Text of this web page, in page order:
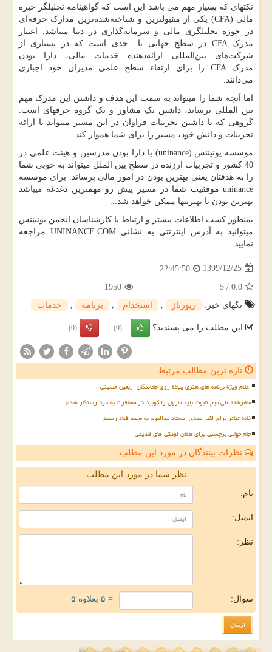
نکته­ای که بسیار مهم می باشد این است که گواهینامه تحلیلگر خبره
مالی (CFA) یکی از مقبولترین و شناخته‌شده‌ترین مدارک حرفه‌ای
در حوزه تحلیل­گری مالی و سرمایه‌گذاری در دنیا می­باشد. اعتبار
مدرک CFA در سطح جهانی تا حدی است که در بسیاری از
شرکت‌های بین‌المللی ارائه‌دهنده خدمات مالی، دارا بودن
مدرک CFA را برای ارتقاء سطح علمی مدیران خود اجباری
می‌دانند.
اما آنچه شما را می­تواند به سمت این هدف و داشتن این مدرک مهم
بین المللی برساند، داشتن یک مشاور و یک گروه حرفه­ای است.
گروهی که با داشتن تجربیات فراوان در این مسیر می­تواند با ارائه
تجربیات و دانش خود، مسیر را برای شما هموار کند.
موسسه یونیننس (uninance) با دارا بودن مدرسین و هیئت علمی در
40 کشور و تجربیات ارزنده در سطح بین الملل می­تواند به خوبی شما
را به هدفتان یعنی بهترین بودن در امور مالی برساند. برای موسسه
uninance موفقیت شما در مسیر پیش رو مهم­ترین دغدغه می­باشد
بهترین بودن با بهترین­ها ممکن خواهد شد...
بمنظور کسب اطلاعات بیشتر و ارتباط با کارشناسان انجمن یونیننس
میتوانید به آدرس اینترنتی به نشانیUNINANCE.COM مراجعه
نمایید.
1399/12/25
22:45:50
0.0
/
5
1950
تگهای خبر:
رپورتاژ استخدام برنامه خدمات
این مطلب را می پسندید؟ (0)
(0)
تازه ترین مطالب مرتبط
اعلام ویژه برنامه های هنری پیاده روی جاماندگان اربعین حسینی
ماهرشالا علی میخ تابوت بلید مارول را کوبید در مسافرت به خود رستگار شدم
خانه تئاتر برای اکبر عبدی ایستاد مدالیوم به مجید قناد رسید
جام جهانی برچسبی برای همان لودگی های قدیمی
نظرات بینندگان در مورد این مطلب
نظر شما در مورد این مطلب
نام:
ایمیل:
نظر:
سوال: = ۵ بعلاوه ۵